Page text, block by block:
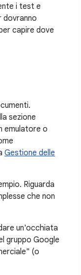
i test e
dovranno
capire dove
sezione
emulatore o
Gestione delle
Riguarda
che non
un'occhiata
gruppo Google
(o